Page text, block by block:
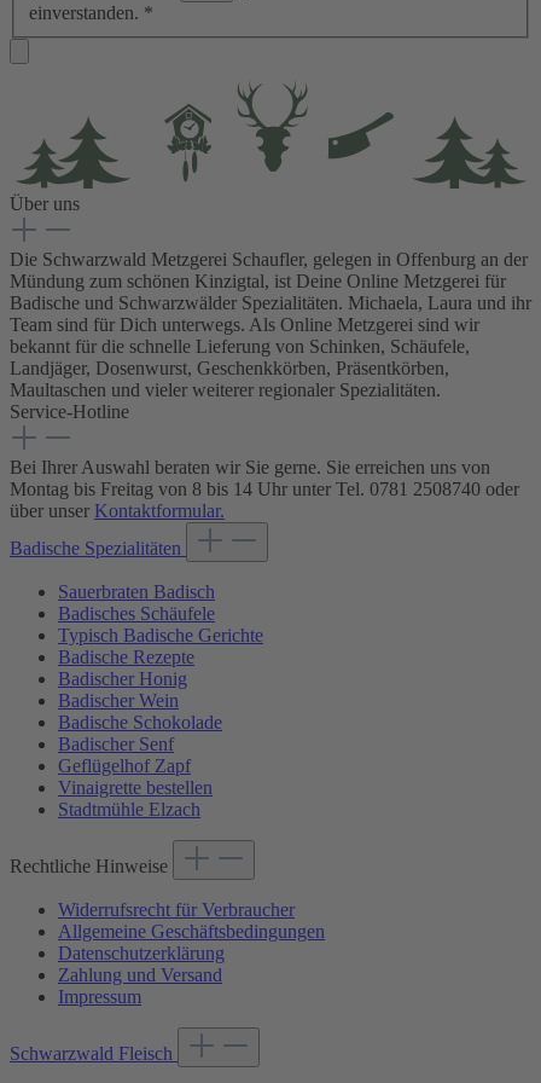
einverstanden. *
Über uns
Die Schwarzwald Metzgerei Schaufler, gelegen in Offenburg an der
Mündung zum schönen Kinzigtal, ist Deine Online Metzgerei für
Badische und Schwarzwälder Spezialitäten. Michaela, Laura und ihr
Team sind für Dich unterwegs. Als Online Metzgerei sind wir
bekannt für die schnelle Lieferung von Schinken, Schäufele,
Landjäger, Dosenwurst, Geschenkkörben, Präsentkörben,
Maultaschen und vieler weiterer regionaler Spezialitäten.
Service-Hotline
Bei Ihrer Auswahl beraten wir Sie gerne. Sie erreichen uns von
Montag bis Freitag von 8 bis 14 Uhr unter Tel. 0781 2508740 oder
über unser Kontaktformular.
Badische Spezialitäten
Sauerbraten Badisch
Badisches Schäufele
Typisch Badische Gerichte
Badische Rezepte
Badischer Honig
Badischer Wein
Badische Schokolade
Badischer Senf
Geflügelhof Zapf
Vinaigrette bestellen
Stadtmühle Elzach
Rechtliche Hinweise
Widerrufsrecht für Verbraucher
Allgemeine Geschäftsbedingungen
Datenschutzerklärung
Zahlung und Versand
Impressum
Schwarzwald Fleisch